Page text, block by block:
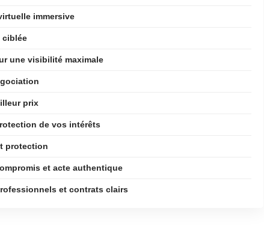
immersive
ciblée
une visibilité maximale
prix
de vos intérêts
protection
et acte authentique
et contrats clairs